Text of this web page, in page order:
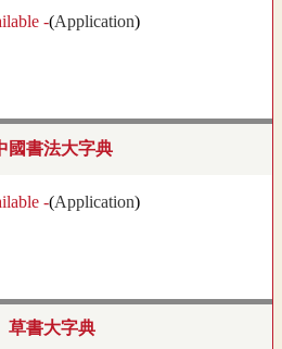
-(Application)
國書法大字典
-(Application)
草書大字典